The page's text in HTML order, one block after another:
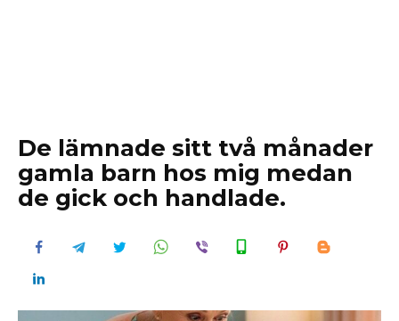
De lämnade sitt två månader
gamla barn hos mig medan
de gick och handlade.